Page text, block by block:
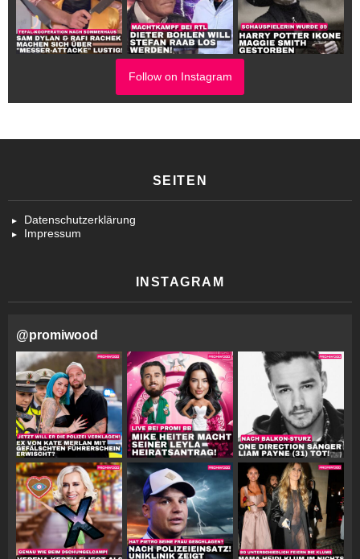
Follow on Instagram
SEITEN
Datenschutzerklärung
Impressum
INSTAGRAM
@promiwood